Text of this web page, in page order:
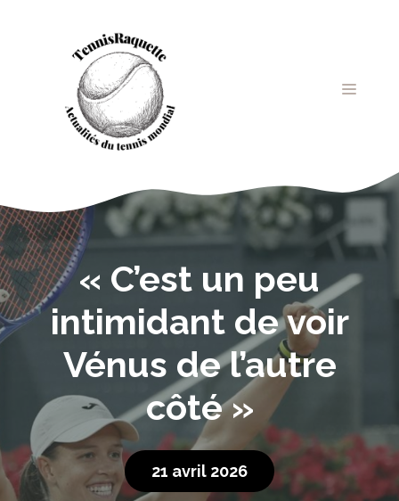
MENU
« C’est un peu
intimidant de voir
Vénus de l’autre
côté »
21 avril 2026